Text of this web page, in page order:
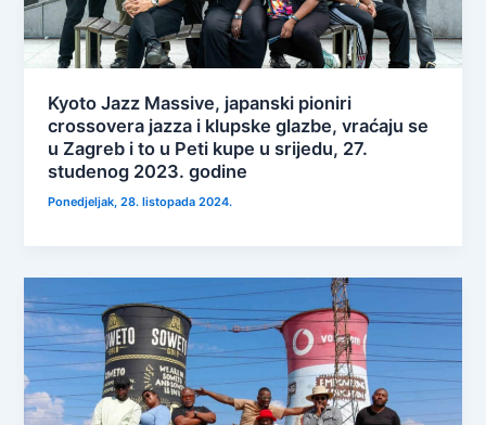
Kyoto Jazz Massive, japanski pioniri
crossovera jazza i klupske glazbe, vraćaju se
u Zagreb i to u Peti kupe u srijedu, 27.
studenog 2023. godine
Ponedjeljak, 28. listopada 2024.